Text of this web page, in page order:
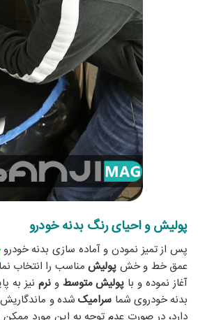
پولیش و احیای رنگ بدنه خودرو
پس از تمیز نمودن و آماده سازی بدنه خودرو
عمق خط و خش پولیشمناسب را انتخاب
آغاز نموده و با پولیش متوسطو نرم نیز به
بدنه خودروی شما سرامیکشده و